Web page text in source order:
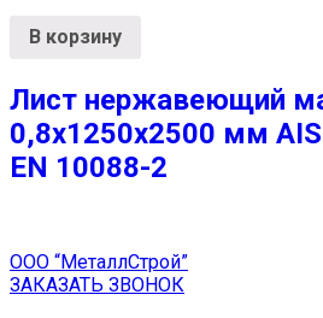
В корзину
Лист нержавеющий
0,8х1250х2500 мм
EN 10088-2
ООО “МеталлСтрой”
ЗАКАЗАТЬ ЗВОНОК